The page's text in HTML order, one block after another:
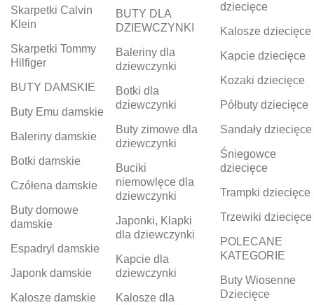
Skarpetki Calvin
Klein
Skarpetki Tommy
Hilfiger
BUTY DAMSKIE
Buty Emu damskie
Baleriny damskie
Botki damskie
Czółena damskie
Buty domowe
damskie
Espadryl damskie
Japonk damskie
Kalosze damskie
BUTY DLA
DZIEWCZYNKI
Baleriny dla
dziewczynki
Botki dla
dziewczynki
Buty zimowe dla
dziewczynki
Buciki
niemowlęce dla
dziewczynki
Japonki, Klapki
dla dziewczynki
Kapcie dla
dziewczynki
Kalosze dla
dziecięce
Kalosze dziecięce
Kapcie dziecięce
Kozaki dziecięce
Półbuty dziecięce
Sandały dziecięce
Śniegowce
dziecięce
Trampki dziecięce
Trzewiki dziecięce
POLECANE
KATEGORIE
Buty Wiosenne
Dziecięce